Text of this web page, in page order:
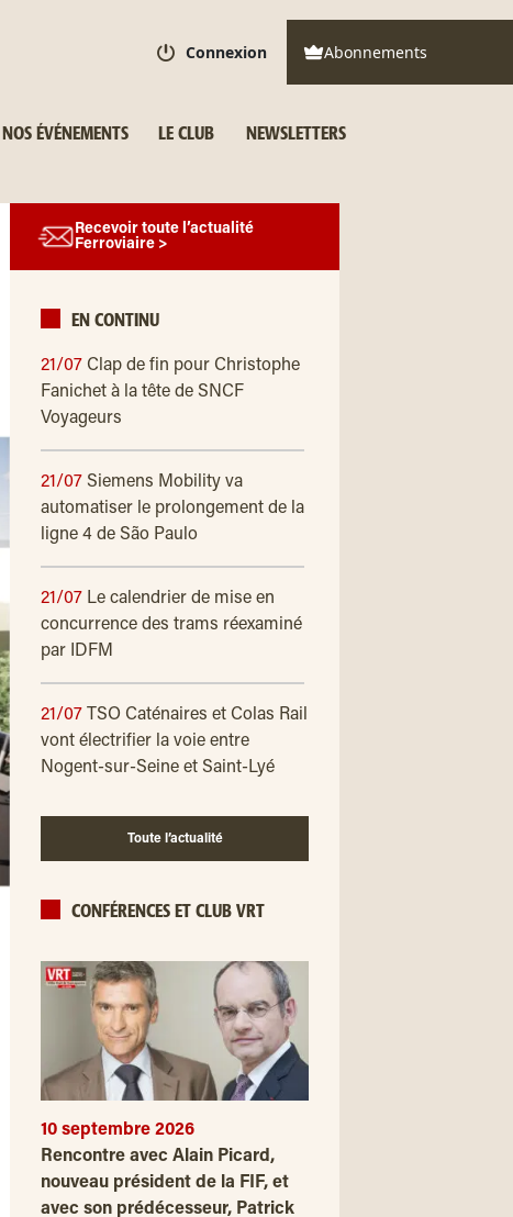
Connexion Abonnements
NOS ÉVÉNEMENTS LE CLUB NEWSLETTERS
Recevoir toute l’actualité
Ferroviaire >
EN CONTINU
21/07 Clap de fin pour Christophe
Fanichet à la tête de SNCF
Voyageurs
21/07 Siemens Mobility va
automatiser le prolongement de la
ligne 4 de São Paulo
21/07 Le calendrier de mise en
concurrence des trams réexaminé
par IDFM
21/07
TSO Caténaires et Colas Rail
vont électrifier la voie entre
Nogent-sur-Seine et Saint-Lyé
Toute l’actualité
CONFÉRENCES ET CLUB VRT
10 septembre 2026
Rencontre avec Alain Picard,
nouveau président de la FIF, et
avec son prédécesseur, Patrick